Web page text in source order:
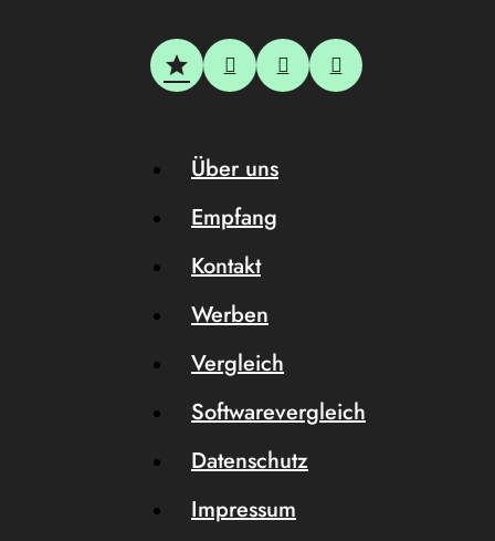
Über uns
Empfang
Kontakt
Werben
Vergleich
Softwarevergleich
Datenschutz
Impressum